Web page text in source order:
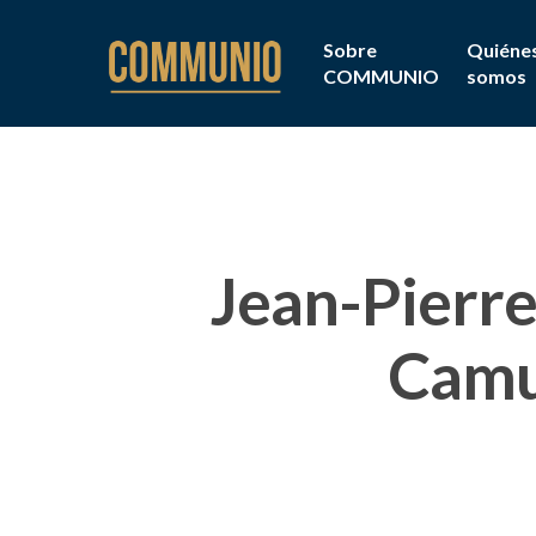
Sobre
COMMUNIO
somos
Jean-